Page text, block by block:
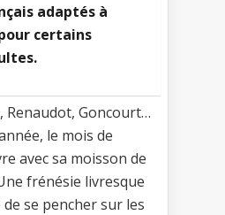
adaptés à
certains
Renaudot, Goncourt…
le mois de
avec sa moisson de
frénésie livresque
se pencher sur les